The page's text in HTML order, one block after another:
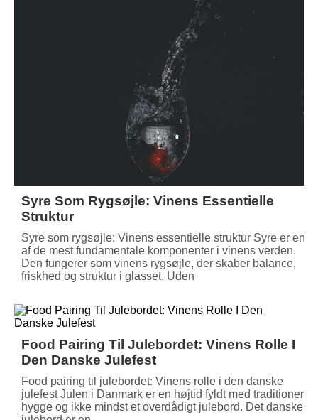
Syre Som Rygsøjle: Vinens Essentielle
Struktur
Syre som rygsøjle: Vinens essentielle struktur Syre er en
af de mest fundamentale komponenter i vinens verden.
Den fungerer som vinens rygsøjle, der skaber balance,
friskhed og struktur i glasset. Uden
Food Pairing Til Julebordet: Vinens Rolle I
Den Danske Julefest
Food pairing til julebordet: Vinens rolle i den danske
julefest Julen i Danmark er en højtid fyldt med traditioner,
hygge og ikke mindst et overdådigt julebord. Det danske